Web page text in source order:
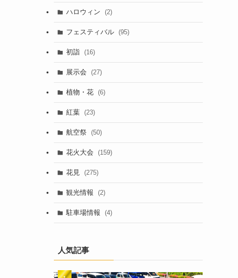
ハロウィン (2)
フェスティバル (95)
初詣 (16)
展示会 (27)
植物・花 (6)
紅葉 (23)
航空祭 (50)
花火大会 (159)
花見 (275)
観光情報 (2)
駐車場情報 (4)
人気記事